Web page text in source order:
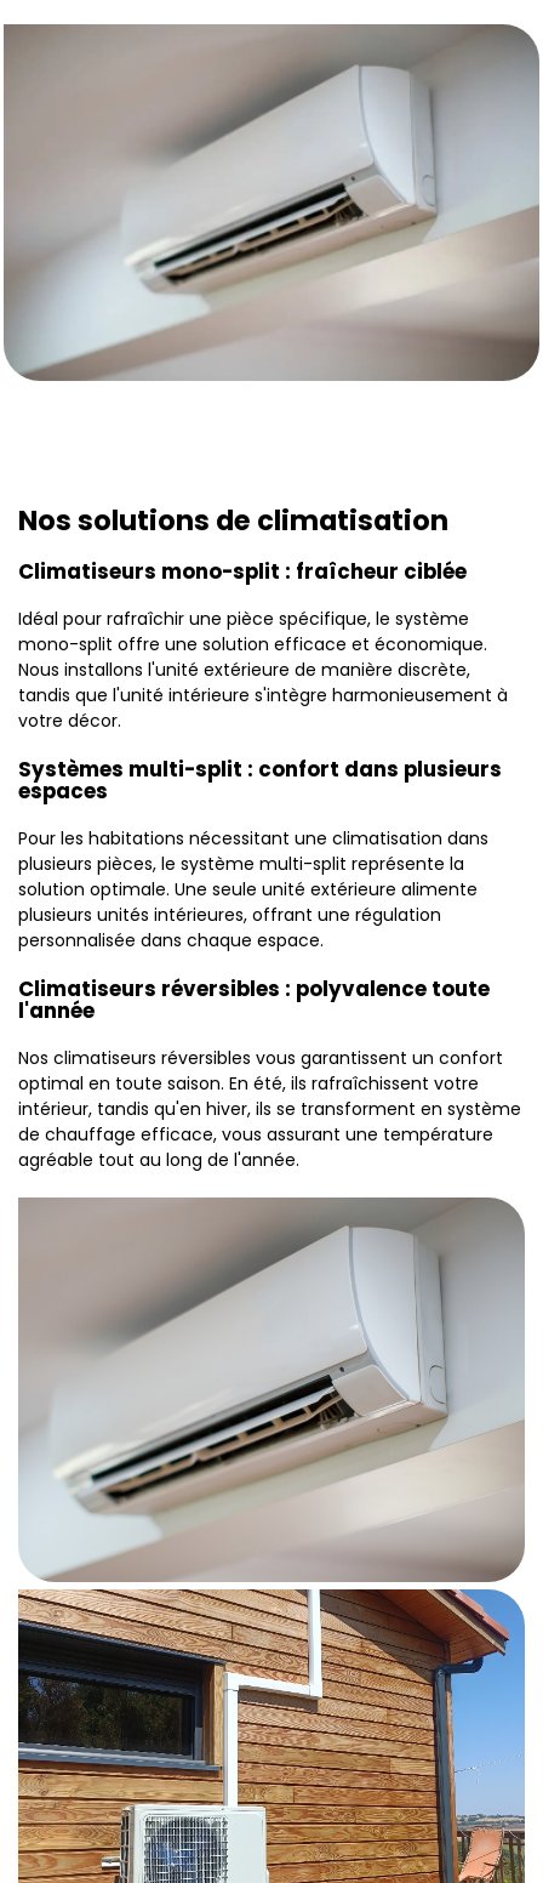
Nos solutions de climatisation
Climatiseurs mono-split : fraîcheur ciblée
Idéal pour rafraîchir une pièce spécifique, le système
mono-split offre une solution efficace et économique.
Nous installons l'unité extérieure de manière discrète,
tandis que l'unité intérieure s'intègre harmonieusement à
votre décor.
Systèmes multi-split : confort dans plusieurs
espaces
Pour les habitations nécessitant une climatisation dans
plusieurs pièces, le système multi-split représente la
solution optimale. Une seule unité extérieure alimente
plusieurs unités intérieures, offrant une régulation
personnalisée dans chaque espace.
Climatiseurs réversibles : polyvalence toute
l'année
Nos climatiseurs réversibles vous garantissent un confort
optimal en toute saison. En été, ils rafraîchissent votre
intérieur, tandis qu'en hiver, ils se transforment en système
de chauffage efficace, vous assurant une température
agréable tout au long de l'année.